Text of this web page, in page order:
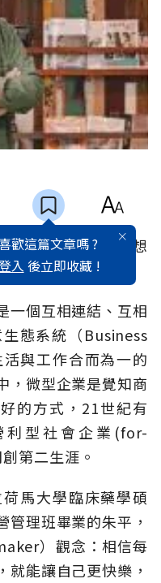
歡這篇文章嗎 ?
入 後立即收藏 !
，我們需要重新想
一個互相連結、互相
態系統（Business
與工作合而為一的
，微型企業是覺知商
的方式，21世紀有
利型社會企業(for-
第二生涯。
馬大學臨床藥學碩
理班畢業的朱平，
）觀念：相信每
就能讓自己更快樂，